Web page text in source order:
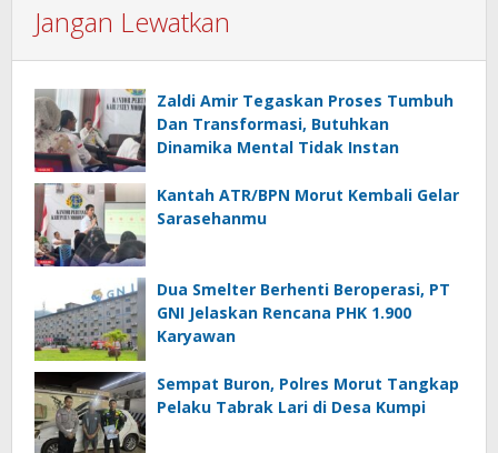
Jangan Lewatkan
Zaldi Amir Tegaskan Proses Tumbuh
Dan Transformasi, Butuhkan
Dinamika Mental Tidak Instan
Kantah ATR/BPN Morut Kembali Gelar
Sarasehanmu
Dua Smelter Berhenti Beroperasi, PT
GNI Jelaskan Rencana PHK 1.900
Karyawan
Sempat Buron, Polres Morut Tangkap
Pelaku Tabrak Lari di Desa Kumpi